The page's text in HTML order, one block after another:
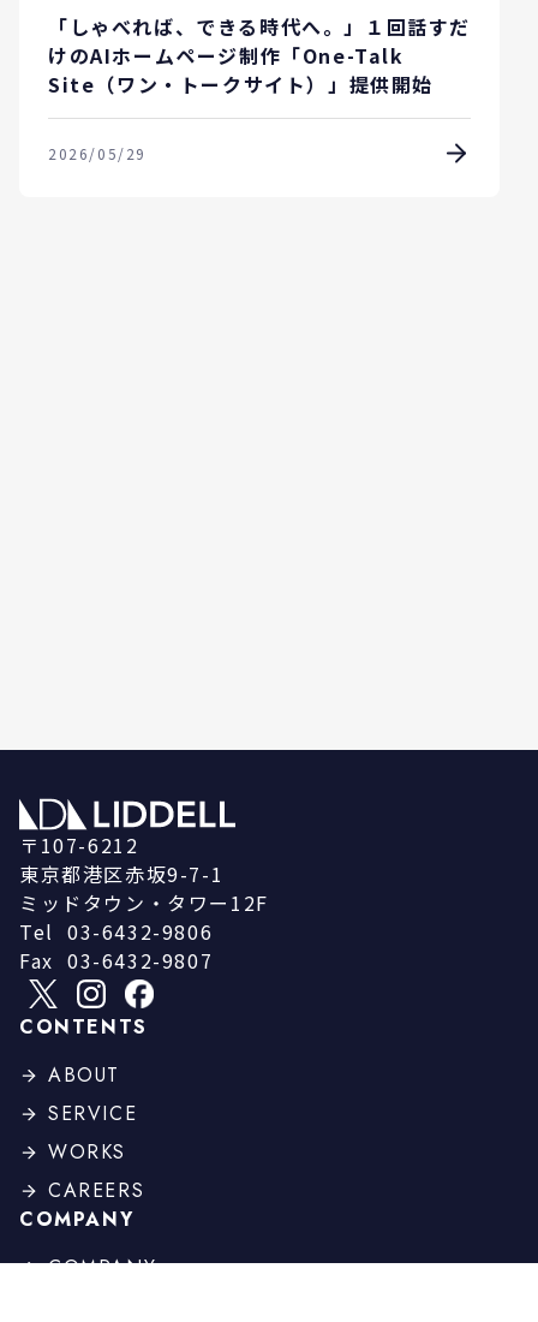
「しゃべれば、できる時代へ。」１回話すだ
けのAIホームページ制作「One-Talk
Site（ワン・トークサイト）」提供開始
2026/05/29
〒107-6212
東京都港区赤坂9-7-1
ミッドタウン・タワー12F
Tel 03-6432-9806
Fax 03-6432-9807
CONTENTS
ABOUT
SERVICE
WORKS
CAREERS
COMPANY
COMPANY